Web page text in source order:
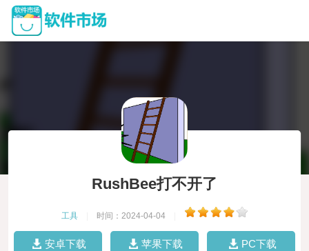
RushBee打不开了
工具 时间：2024-04-04
安卓下载 苹果下载 PC下载